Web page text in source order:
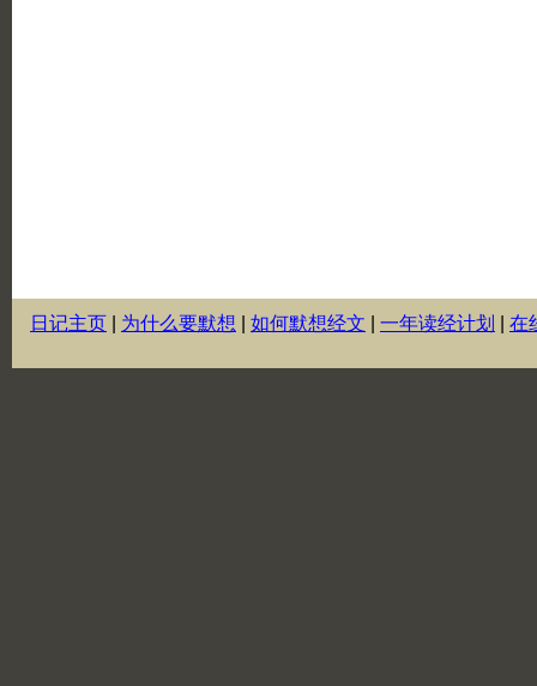
日记主页 为什么要默想 如何默想经文 一年读经计划 在